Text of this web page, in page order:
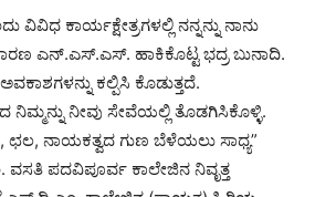
ವಿವಿಧ ಕಾರ್ಯಕ್ಷೇತ್ರಗಳಲ್ಲಿ ನನ್ನನ್ನು ನಾನು
ಎನ್.ಎಸ್.ಎಸ್. ಹಾಕಿಕೊಟ್ಟ ಭದ್ರ ಬುನಾದಿ.
ಕಲ್ಪಿಸಿ ಕೊಡುತ್ತದೆ.
ನೀವು ಸೇವೆಯಲ್ಲಿ ತೊಡಗಿಸಿಕೊಳ್ಳಿ.
ಛಲ, ನಾಯಕತ್ವದ ಗುಣ ಬೆಳೆಯಲು ಸಾಧ್ಯ”
ಪದವಿಪೂರ್ವ ಕಾಲೇಜಿನ ನಿವೃತ್ತ